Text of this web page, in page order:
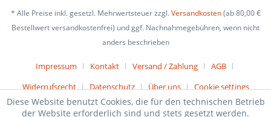
* Alle Preise inkl. gesetzl. Mehrwertsteuer zzgl.Versandkosten(ab 80,00 €
Bestellwert versandkostenfrei) und ggf. Nachnahmegebühren, wenn nicht
anders beschrieben
Impressum Kontakt Versand / Zahlung
AGB
Widerrufsrecht
Datenschutz Über uns Cookie settings
Diese Website benutzt Cookies, die für den technischen Betrieb
der Website erforderlich sind und stets gesetzt werden.